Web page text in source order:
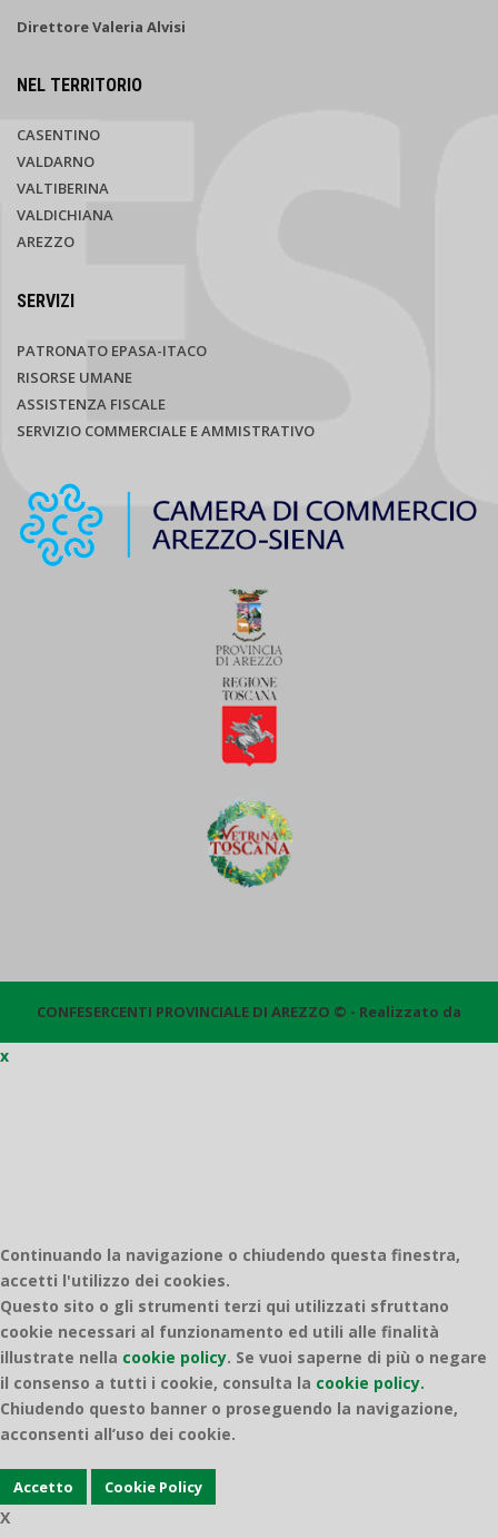
Direttore Valeria Alvisi
NEL TERRITORIO
CASENTINO
VALDARNO
VALTIBERINA
VALDICHIANA
AREZZO
SERVIZI
PATRONATO EPASA-ITACO
RISORSE UMANE
ASSISTENZA FISCALE
SERVIZIO COMMERCIALE E AMMISTRATIVO
CONFESERCENTI PROVINCIALE DI AREZZO © - Realizzato da
x
Continuando la navigazione o chiudendo questa finestra,
accetti l'utilizzo dei cookies.
Questo sito o gli strumenti terzi qui utilizzati sfruttano
cookie necessari al funzionamento ed utili alle finalità
illustrate nella cookie policy. Se vuoi saperne di più o negare
il consenso a tutti i cookie, consulta la cookie policy.
Chiudendo questo banner o proseguendo la navigazione,
acconsenti all’uso dei cookie.
Accetto Cookie Policy
X